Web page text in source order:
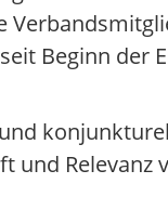
Beginn der
und Relevanz